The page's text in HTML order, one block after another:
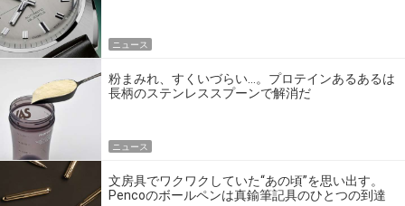
ニュース
粉まみれ、すくいづらい…。プロテインあるあるは
長柄のステンレススプーンで解消だ
ニュース
文房具でワクワクしていた“あの頃”を思い出す。
Pencoのボールペンは真鍮筆記具のひとつの到達